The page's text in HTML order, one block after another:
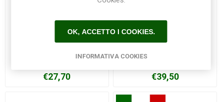
Distributore per rubinetto 2
€27,70
Rubinetto 2 vie Colortap
€39,50
OK, ACCETTO I COOKIES.
INFORMATIVA COOKIES